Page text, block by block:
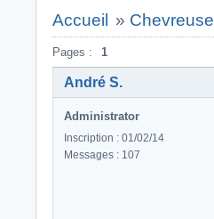
Accueil » Chevreuse
Pages : 1
André S.
Administrator
Inscription : 01/02/14
Messages : 107